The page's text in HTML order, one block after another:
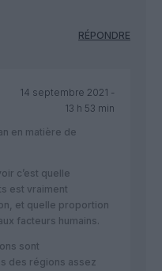
RÉPONDRE
14 septembre 2021 -
13 h 53 min
en matière de
c’est quelle
est vraiment
et quelle proportion
facteurs humains.
sont
des régions assez